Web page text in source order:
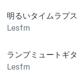
明るいタイムラプス
Lesfm
Lesfm